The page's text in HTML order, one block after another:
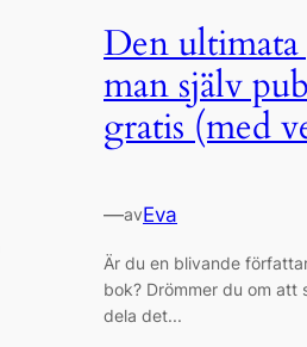
Den
man själv
gratis (med
—avEva
Är du en blivande
bok? Drömmer du om
dela det...